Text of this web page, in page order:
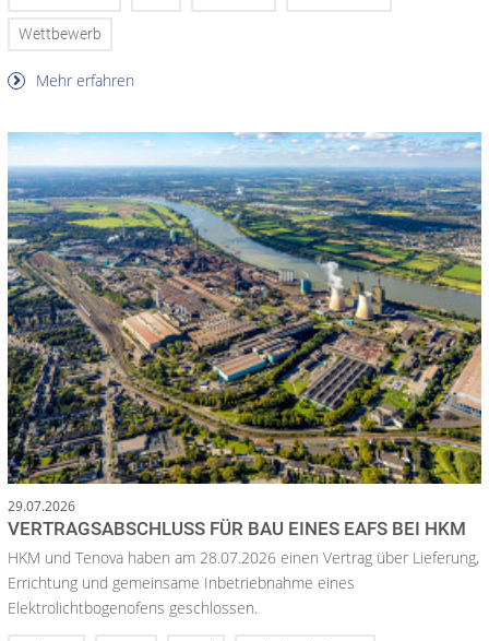
Wettbewerb
Mehr erfahren
29.07.2026
VERTRAGSABSCHLUSS FÜR BAU EINES EAFS BEI HKM
HKM und Tenova haben am 28.07.2026 einen Vertrag über Lieferung,
Errichtung und gemeinsame Inbetriebnahme eines
Elektrolichtbogenofens geschlossen.